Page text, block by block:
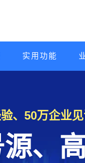
实用功能
、50万企业
、